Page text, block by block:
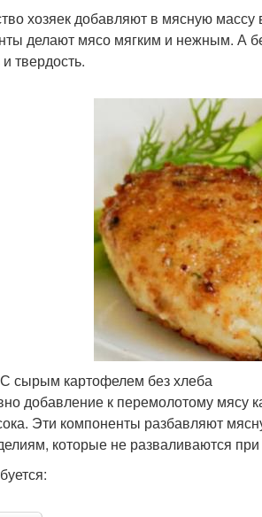
хозяек добавляют в мясную
делают мясо мягким и нежным. А
твердость.
сырым картофелем без хлеба
добавление к перемолотому мясу
Эти компоненты разбавляют
которые не разваливаются